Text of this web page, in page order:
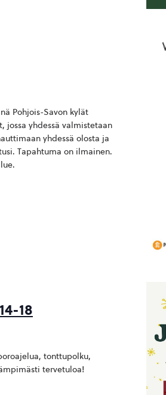
Pohjois-Savon kylät
jossa yhdessä valmistetaan
yhdessä olosta ja
Tapahtuma on ilmainen.
18
tonttupolku,
tervetuloa!